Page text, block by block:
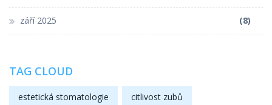
září 2025 (8)
TAG CLOUD
estetická stomatologie citlivost zubů